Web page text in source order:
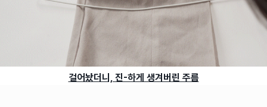
걸어놨더니, 진-하게 생겨버린 주름